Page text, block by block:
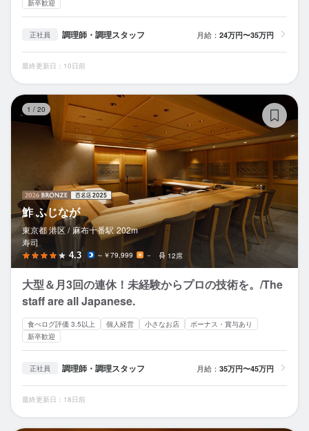
新卒歓迎
正社員 調理師・調理スタッフ 月給： 24万円〜35万円
最終更新日：10日前
1 / 20
鮓 ふじなが
東京都 港区 / 麻布十番駅 202m
寿司
4.3 ～￥79,999 － 12席
大型＆月3回の連休！未経験からプロの技術を。/The
staff are all Japanese.
食べログ評価 3.5以上 個人経営 小さなお店
ボーナス・賞与あり
新卒歓迎
正社員 調理師・調理スタッフ 月給： 35万円〜45万円
最終更新日：18日前